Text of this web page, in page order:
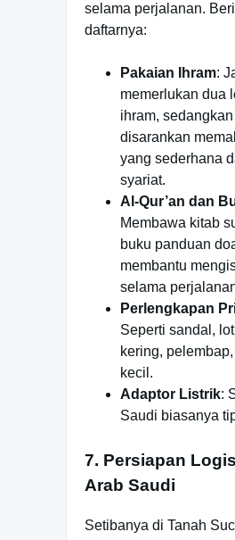
selama perjalanan.
daftarnya:
Pakaian Ihram:
memerlukan dua
ihram,
disarankan
yang sederhana
syariat.
Al-Qur’an dan
Membawa kitab
buku panduan
membantu
selama
Perlengkapan
Seperti sandal,
kering,
kecil.
Adaptor Listrik:
Saudi biasanya
7. Persiapan
Arab Saudi
Setibanya di Tanah